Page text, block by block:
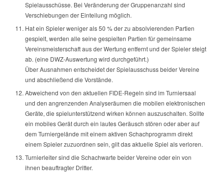
Spielausschüsse. Bei Veränderung der Gruppenanzahl sind
Verschiebungen der Einteilung möglich.
Hat ein Spieler weniger als 50 % der zu absolvierenden Partien
gespielt, werden alle seine gespielten Partien für gemeinsame
Vereinsmeisterschaft aus der Wertung entfernt und der Spieler steigt
ab. (eine DWZ-Auswertung wird durchgeführt.)
Über Ausnahmen entscheidet der Spielausschuss beider Vereine
und abschließend die Vorstände.
Abweichend von den aktuellen FIDE-Regeln sind im Turniersaal
und den angrenzenden Analyseräumen die mobilen elektronischen
Geräte, die spielunterstützend wirken können auszuschalten. Sollte
ein mobiles Gerät durch ein lautes Geräusch stören oder aber auf
dem Turniergelände mit einem aktiven Schachprogramm direkt
einem Spieler zuzuordnen sein, gilt das aktuelle Spiel als verloren.
Turnierleiter sind die Schachwarte beider Vereine oder ein von
ihnen beauftragter Dritter.